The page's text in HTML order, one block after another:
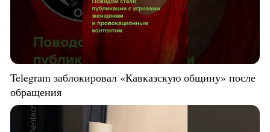
Telegram заблокировал «Кавказскую общину» после
обращения